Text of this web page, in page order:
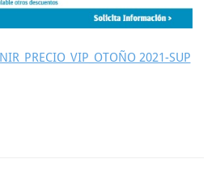
2021-SUP